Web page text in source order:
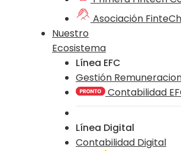
Asociación
Nuestro
Ecosistema
Línea EFC
Gestión
Contabilidad
Línea Digital
Contabilidad Digital